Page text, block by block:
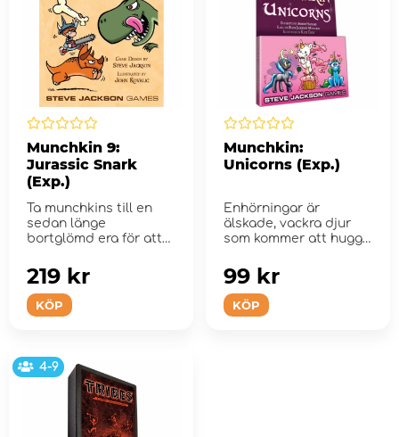
Munchkin 9:
Jurassic Snark
(Exp.)
Ta munchkins till en
sedan länge
bortglömd era för att
KÖP
219 kr
Munchkin:
Unicorns (Exp.)
Enhörningar är
älskade, vackra djur
som kommer att hugga
KÖP
99 kr
4-9